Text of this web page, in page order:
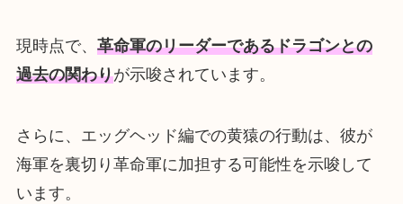
現時点で、 革命軍のリーダーであるドラゴンとの
過去の関わりが示唆されています。
さらに、エッグヘッド編での黄猿の行動は、彼が
海軍を裏切り革命軍に加担する可能性を示唆して
います。